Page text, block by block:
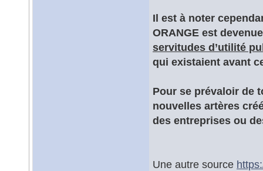
Il est à noter
ORANGE est
servitudes d’utilité
qui existaient avant
Pour se prévaloir de
nouvelles artères
des entreprises ou
Une autre source